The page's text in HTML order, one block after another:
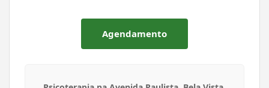
Agendamento